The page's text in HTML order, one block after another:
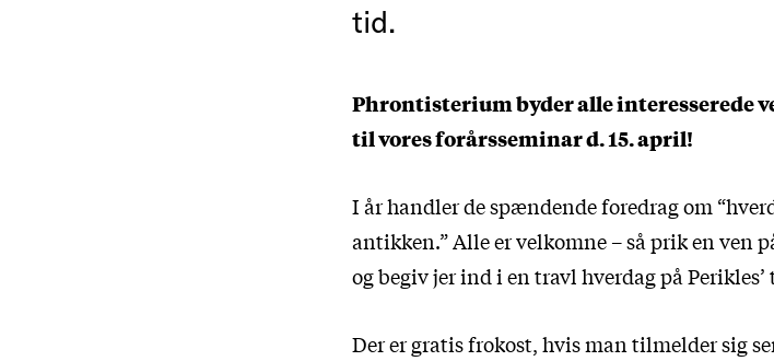
tid.
Phrontisterium byder alle interesserede
til vores forårsseminar d. 15. april!
I år handler de spændende foredrag om
antikken.” Alle er velkomne – så prik en ven
og begiv jer ind i en travl hverdag på Perikles’
Der er gratis frokost, hvis man tilmelder sig